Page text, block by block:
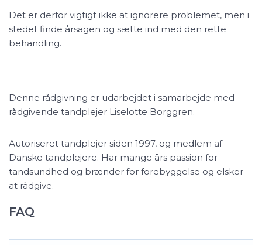
Det er derfor vigtigt ikke at ignorere problemet, men i
stedet finde årsagen og sætte ind med den rette
behandling.
Denne rådgivning er udarbejdet i samarbejde med
rådgivende tandplejer Liselotte Borggren.
Autoriseret tandplejer siden 1997, og medlem af
Danske tandplejere. Har mange års passion for
tandsundhed og brænder for forebyggelse og elsker
at rådgive.
FAQ